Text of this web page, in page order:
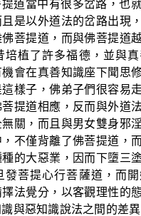
道當中有很多岔路，也
是以外道法的岔路出現
菩提道，而與佛菩提道
培植了許多福德，並與
會在真善知識座下聞思
樣子，佛弟子們很容易
提道相應，反而與外道
無關，而且與男女雙身邪
不僅背離了佛菩提道，
的大惡業，因而下墮三
發菩提心行菩薩道，而
擇法覺分，以客觀理性的
與惡知識說法之間的差